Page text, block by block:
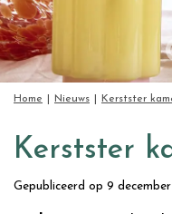
e
n
t
Home Nieuws Kerstster
Kerstster
Gepubliceerd op 9